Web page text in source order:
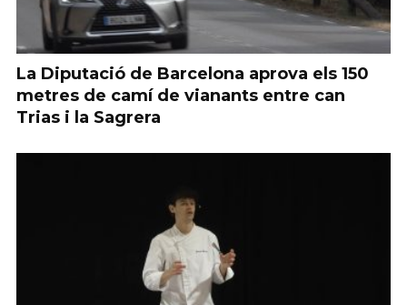
La Diputació de Barcelona aprova els 150
metres de camí de vianants entre can
Trias i la Sagrera